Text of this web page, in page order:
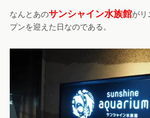
なんとあのサンシャイン水族館がリ
プンを迎えた日なのである。